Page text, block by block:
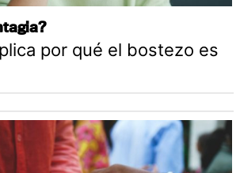
por qué el bostezo es